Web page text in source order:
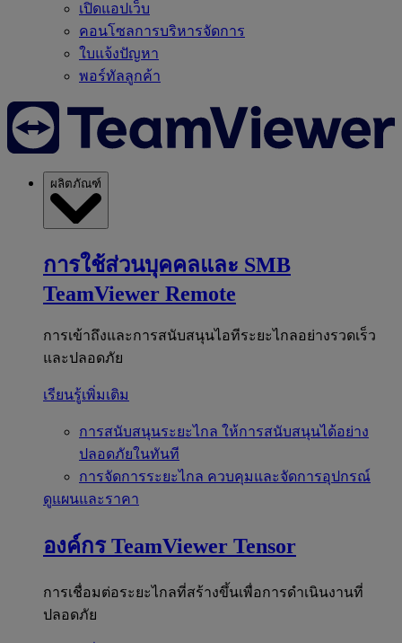
เปิดแอปเว็บ
คอนโซลการบริหารจัดการ
ใบแจ้งปัญหา
พอร์ทัลลูกค้า
ผลิตภัณฑ์
การใช้ส่วนบุคคลและ SMB
TeamViewer Remote
การเข้าถึงและการสนับสนุนไอทีระยะไกลอย่างรวดเร็ว
และปลอดภัย
เรียนรู้เพิ่มเติม
การสนับสนุนระยะไกล ให้การสนับสนุนได้อย่าง
ปลอดภัยในทันที
การจัดการระยะไกล ควบคุมและจัดการอุปกรณ์
ดูแผนและราคา
องค์กร TeamViewer Tensor
การเชื่อมต่อระยะไกลที่สร้างขึ้นเพื่อการดำเนินงานที่
ปลอดภัย